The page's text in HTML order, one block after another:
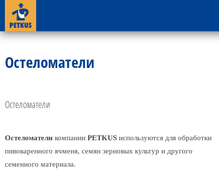
Остеломатели
Остеломатели
Остеломатели компании PETKUS используются для обработки
пивоваренного ячменя, семян зерновых культур и другого
семенного материала.